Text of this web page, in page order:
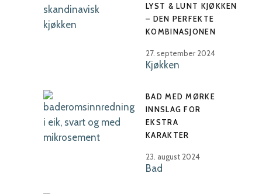
LYST & LUNT KJØKKEN
– DEN PERFEKTE
KOMBINASJONEN
27. september 2024
Kjøkken
BAD MED MØRKE
INNSLAG FOR
EKSTRA
KARAKTER
23. august 2024
Bad